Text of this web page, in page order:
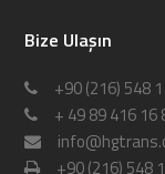
Bize Ulaşın
+90 (216) 548
+ 49 89 416 16
+90 (216) 548